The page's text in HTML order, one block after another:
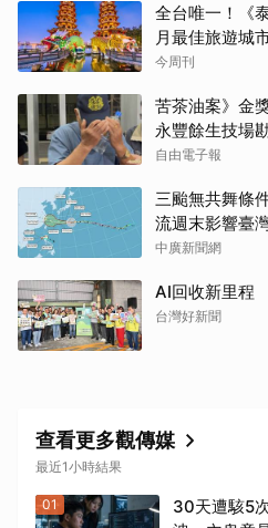
全台唯一！《
月最佳旅遊城
斯共同入榜，
今周刊
苦茶油案》金
永豐餘生技場
自由電子報
三颱無共舞條
流週末影響臺
中廣新聞網
AI回收新里程
台灣好新聞
查看更多觀傳媒
最近1小時結果
01
30天遭駭5